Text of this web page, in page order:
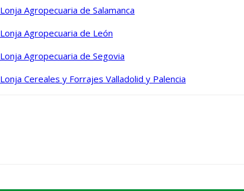
Lonja Agropecuaria de Salamanca
Lonja Agropecuaria de León
Lonja Agropecuaria de Segovia
Lonja Cereales y Forrajes Valladolid y Palencia